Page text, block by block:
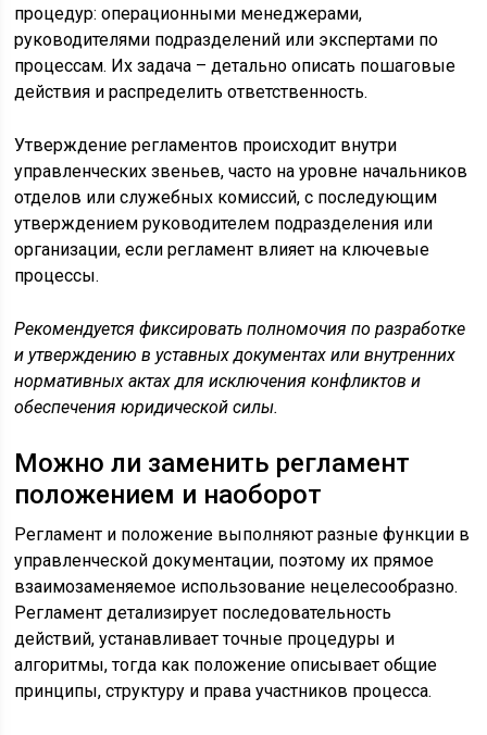
процедур: операционными менеджерами,
руководителями подразделений или экспертами по
процессам. Их задача – детально описать пошаговые
действия и распределить ответственность.
Утверждение регламентов происходит внутри
управленческих звеньев, часто на уровне начальников
отделов или служебных комиссий, с последующим
утверждением руководителем подразделения или
организации, если регламент влияет на ключевые
процессы.
Рекомендуется фиксировать полномочия по разработке
и утверждению в уставных документах или внутренних
нормативных актах для исключения конфликтов и
обеспечения юридической силы.
Можно ли заменить регламент
положением и наоборот
Регламент и положение выполняют разные функции в
управленческой документации, поэтому их прямое
взаимозаменяемое использование нецелесообразно.
Регламент детализирует последовательность
действий, устанавливает точные процедуры и
алгоритмы, тогда как положение описывает общие
принципы, структуру и права участников процесса.